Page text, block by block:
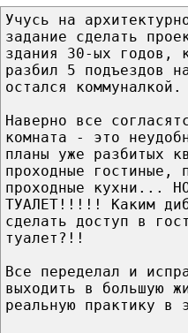
Учусь на
задание сделать
здания 30-ых годов,
разбил 5 подъездов
остался коммуналкой.
Наверно все
комната - это
планы уже разбитых
проходные гостиные,
проходные кухни...
ТУАЛЕТ!!!!! Каким
сделать доступ в
туалет?!!
Все переделал и
выходить в большую
реальную практику в